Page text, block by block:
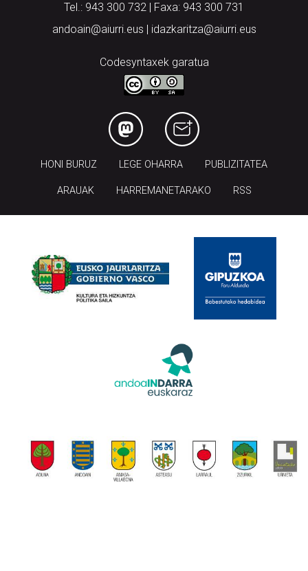
Tel.: 943 300 732 | Faxa: 943 300 731
andoain@aiurri.eus | idazkaritza@aiurri.eus
Codesyntaxek garatua
HONI BURUZ LEGE OHARRA PUBLIZITATEA
ARAUAK HARREMANETARAKO RSS